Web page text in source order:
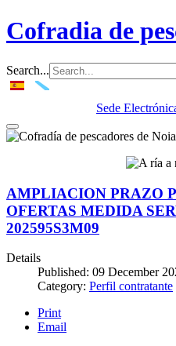
Cofradia de
Search...
Sede
AMPLIACION PRAZO
OFERTAS MEDIDA
202595S3M09
Details
Published: 09 December
Category: Perfil contratante
Print
Email